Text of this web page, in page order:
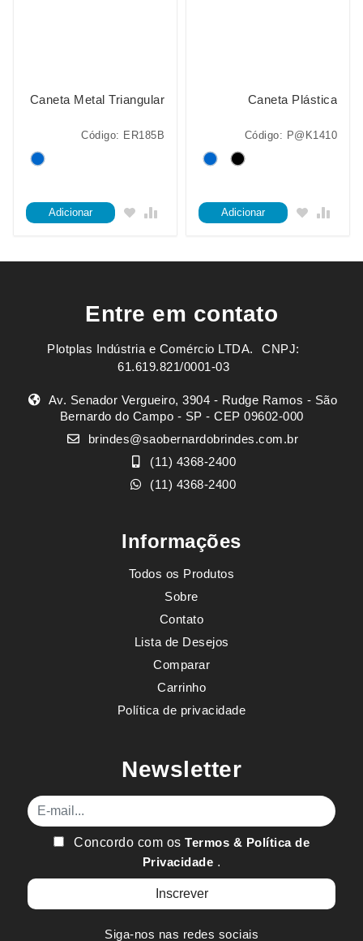
Caneta Metal Triangular
Código: ER185B
Adicionar
Caneta Plástica
Código: P@K1410
Adicionar
Entre em contato
Plotplas Indústria e Comércio LTDA. ㅤㅤㅤ CNPJ:
61.619.821/0001-03
Av. Senador Vergueiro, 3904 - Rudge Ramos - São
Bernardo do Campo - SP - CEP 09602-000
brindes@saobernardobrindes.com.br
(11) 4368-2400
(11) 4368-2400
Informações
Todos os Produtos
Sobre
Contato
Lista de Desejos
Comparar
Carrinho
Política de privacidade
Newsletter
E-mail
Concordo com osTermos & Política de
Privacidade .
Siga-nos nas redes sociais